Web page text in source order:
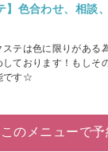
色合わせ、相談
テは色に限りがある
ております！もしそ
です☆
このメニューで予